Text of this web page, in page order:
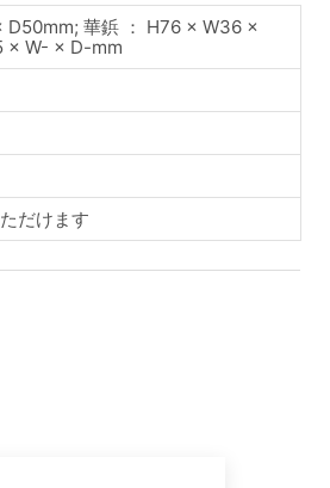
D50mm; 華鋲 ： H76 × W36 ×
× W- × D-mm
だけます